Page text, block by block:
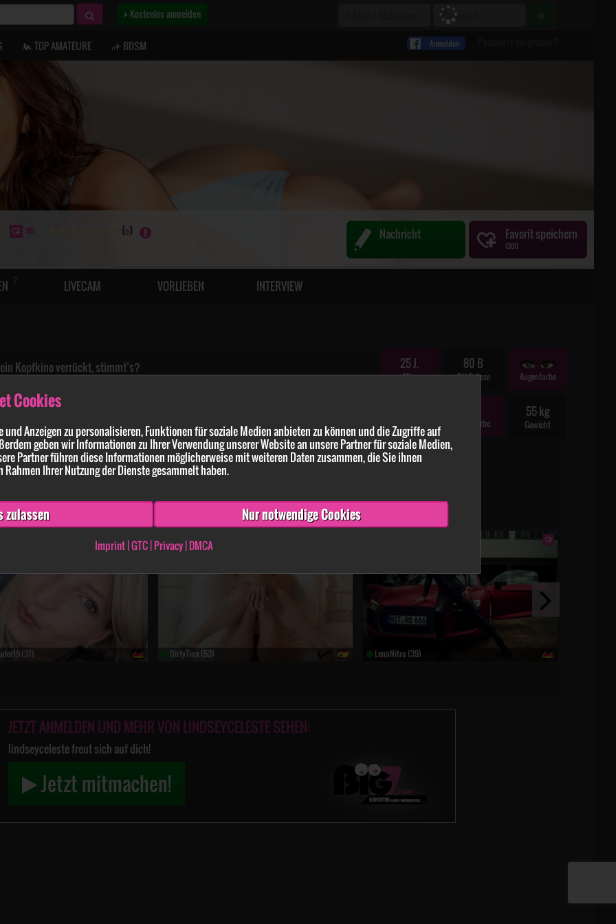
Cookies
Anzeigen zu personalisieren, Funktionen für soziale Medien anbieten zu können und die Zugriffe auf
geben wir Informationen zu Ihrer Verwendung unserer Website an unsere Partner für soziale Medien,
Partner führen diese Informationen möglicherweise mit weiteren Daten zusammen, die Sie ihnen
Ihrer Nutzung der Dienste gesammelt haben.
zulassen Nur notwendige Cookies
Imprint|GTC|Privacy|DMCA
Kostenlos anmelden
Anmelden
TOP AMATEURE BDSM
381 (0) Nachricht Favoritspeichern
(381)
2 LIVECAM VORLIEBEN INTERVIEW
Kopfkino verrückt, stimmt’s?
Wenn du also Lust auf Klasse und Kribbeln hast, sind wir
träumst du heimlich?“ springen
kleine Tippfehler – ich bin neu hier und ein bisschen aufgeregt.
und wir ganz unter uns sind…
mehr
25 J.
Alter
80 B
BH-Grösse Augenfarbe
Größe Haarfarbe
55 kg
Gewicht
(37) DirtyTina (53) LenaNitro (39)
JETZT ANMELDEN UND MEHR VON LINDSEYCELESTE SEHEN:
lindseyceleste freut sich auf dich!
Jetzt mitmachen!